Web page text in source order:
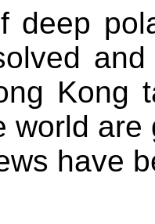
deep
Kong
world
have